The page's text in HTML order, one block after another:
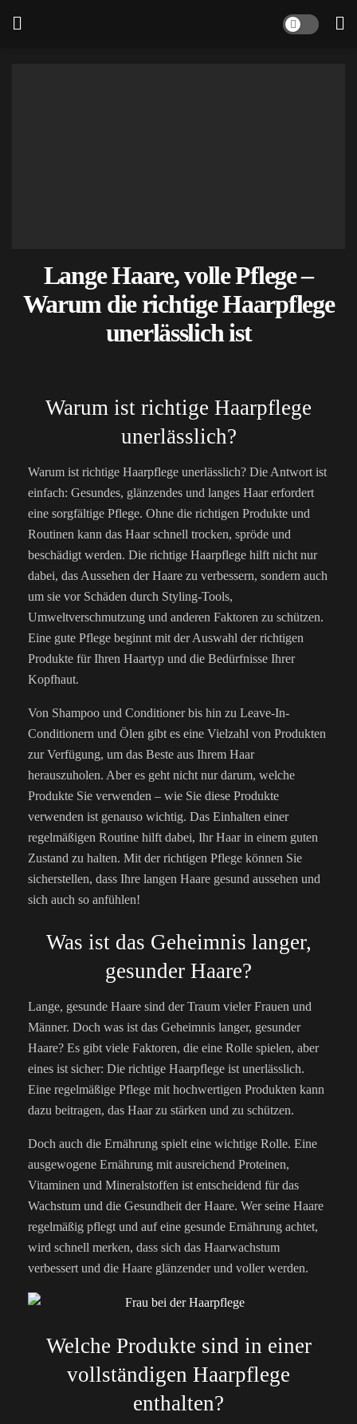
Lange Haare, volle Pflege –
Warum die richtige Haarpflege
unerlässlich ist
Warum ist richtige Haarpflege
unerlässlich?
Warum ist richtige Haarpflege unerlässlich? Die Antwort ist
einfach: Gesundes, glänzendes und langes Haar erfordert
eine sorgfältige Pflege. Ohne die richtigen Produkte und
Routinen kann das Haar schnell trocken, spröde und
beschädigt werden. Die richtige Haarpflege hilft nicht nur
dabei, das Aussehen der Haare zu verbessern, sondern auch
um sie vor Schäden durch Styling-Tools,
Umweltverschmutzung und anderen Faktoren zu schützen.
Eine gute Pflege beginnt mit der Auswahl der richtigen
Produkte für Ihren Haartyp und die Bedürfnisse Ihrer
Kopfhaut.
Von Shampoo und Conditioner bis hin zu Leave-In-
Conditionern und Ölen gibt es eine Vielzahl von Produkten
zur Verfügung, um das Beste aus Ihrem Haar
herauszuholen. Aber es geht nicht nur darum, welche
Produkte Sie verwenden – wie Sie diese Produkte
verwenden ist genauso wichtig. Das Einhalten einer
regelmäßigen Routine hilft dabei, Ihr Haar in einem guten
Zustand zu halten. Mit der richtigen Pflege können Sie
sicherstellen, dass Ihre langen Haare gesund aussehen und
sich auch so anfühlen!
Was ist das Geheimnis langer,
gesunder Haare?
Lange, gesunde Haare sind der Traum vieler Frauen und
Männer. Doch was ist das Geheimnis langer, gesunder
Haare? Es gibt viele Faktoren, die eine Rolle spielen, aber
eines ist sicher: Die richtige Haarpflege ist unerlässlich.
Eine regelmäßige Pflege mit hochwertigen Produkten kann
dazu beitragen, das Haar zu stärken und zu schützen.
Doch auch die Ernährung spielt eine wichtige Rolle. Eine
ausgewogene Ernährung mit ausreichend Proteinen,
Vitaminen und Mineralstoffen ist entscheidend für das
Wachstum und die Gesundheit der Haare. Wer seine Haare
regelmäßig pflegt und auf eine gesunde Ernährung achtet,
wird schnell merken, dass sich das Haarwachstum
verbessert und die Haare glänzender und voller werden.
Welche Produkte sind in einer
vollständigen Haarpflege
enthalten?